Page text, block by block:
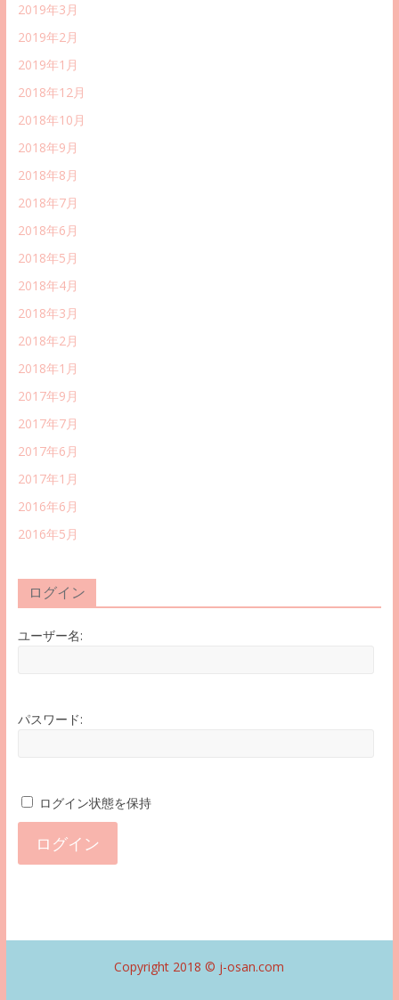
2019年3月
2019年2月
2019年1月
2018年12月
2018年10月
2018年9月
2018年8月
2018年7月
2018年6月
2018年5月
2018年4月
2018年3月
2018年2月
2018年1月
2017年9月
2017年7月
2017年6月
2017年1月
2016年6月
2016年5月
ログイン
ユーザー名:
パスワード:
ログイン状態を保持
ログイン
Copyright 2018 © j-osan.com